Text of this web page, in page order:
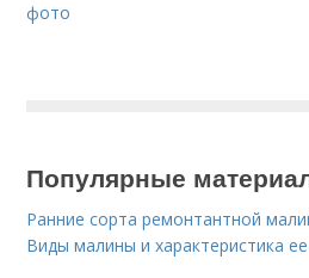
фото
Популярные
Ранние сорта ремонтантной
Виды малины и характеристика